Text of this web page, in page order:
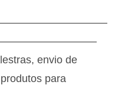
envio de
para